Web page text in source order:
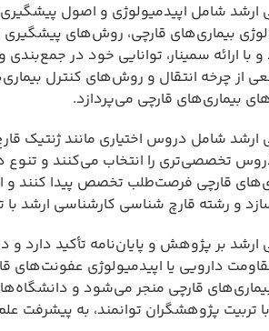
شامل اپیدمیولوژی و اصول پیشگیری
بیماری‌های قارچی، روش‌های
ارائه سمینار، توانایی خود در
از چرخه انتقال و روش‌های کنترل
بیماری‌های قارچی می‌پردازد.
شامل دروس اختیاری مانند ژنتیک
تخصصی‌تری را انتخاب می‌کنند و
قارچی فرصت‌طلب تخصص پیدا کنند و
و رشته قارچ شناسی کارشناسی ارشد
بر پژوهش و پایان‌نامه تأکید دارد و
دارویی یا اپیدمیولوژی عفونت‌های
قارچی منجر می‌شود و
تربیت پژوهشگران توانمند، به پیشرفت